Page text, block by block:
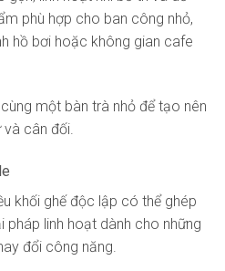
phù hợp cho ban công nhỏ,
hồ bơi hoặc không gian cafe
một bàn trà nhỏ để tạo nên
và cân đối.
khối ghế độc lập có thể ghép
linh hoạt dành cho những
đổi công năng.